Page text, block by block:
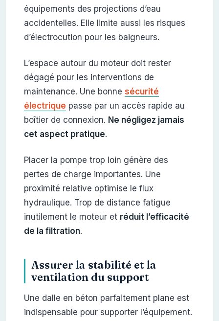
équipements des projections d’eau
accidentelles. Elle limite aussi les risques
d’électrocution pour les baigneurs.
L’espace autour du moteur doit rester
dégagé pour les interventions de
maintenance. Une bonne sécurité
électrique passe par un accès rapide au
boîtier de connexion. Ne négligez jamais
cet aspect pratique.
Placer la pompe trop loin génère des
pertes de charge importantes. Une
proximité relative optimise le flux
hydraulique. Trop de distance fatigue
inutilement le moteur et réduit l’efficacité
de la filtration.
Assurer la stabilité et la
ventilation du support
Une dalle en béton parfaitement plane est
indispensable pour supporter l’équipement.